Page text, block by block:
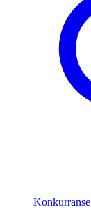
Konkurranse